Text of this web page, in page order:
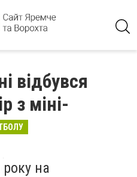
відбувся
з міні-
на